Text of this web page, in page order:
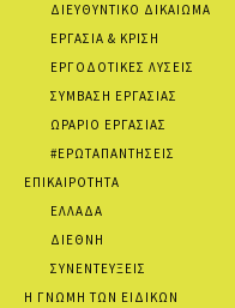
ΔΙΕΥΘΥΝΤΙΚΟ ΔΙΚΑΙΩΜΑ
ΕΡΓΑΣΙΑ & ΚΡΙΣΗ
ΕΡΓΟΔΟΤΙΚΕΣ ΛΥΣΕΙΣ
ΣΥΜΒΑΣΗ ΕΡΓΑΣΙΑΣ
ΩΡΑΡΙΟ ΕΡΓΑΣΙΑΣ
#ΕΡΩΤΑΠΑΝΤΗΣΕΙΣ
ΕΠΙΚΑΙΡΟΤΗΤΑ
ΕΛΛΑΔΑ
ΔΙΕΘΝΗ
ΣΥΝΕΝΤΕΥΞΕΙΣ
Η ΓΝΩΜΗ ΤΩΝ ΕΙΔΙΚΩΝ